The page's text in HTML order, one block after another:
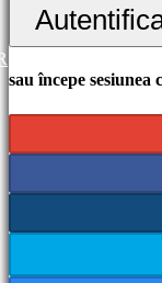
Jocuri
de
Jocuri
strategie
de
Jocuri
Jocuri
Jocuri
sau începe sesiunea